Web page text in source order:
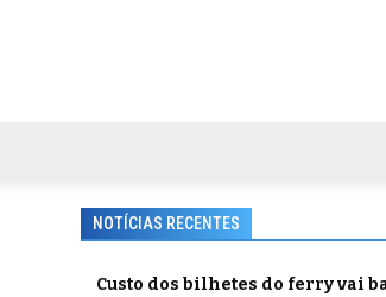
NOTÍCIAS RECENTES
Custo dos bilhetes do ferry vai